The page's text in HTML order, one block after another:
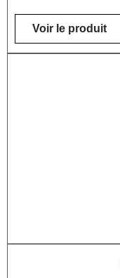
Voir le produit